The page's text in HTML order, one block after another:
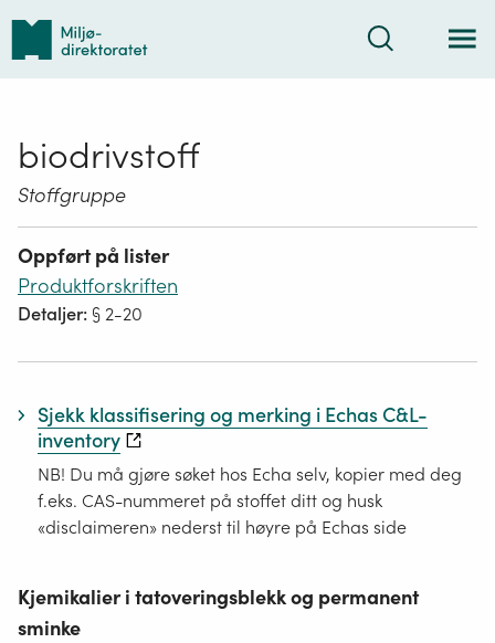
Tilbake
forsiden
Søk
biodrivstoff
Stoffgruppe
Oppført på lister
Produktforskriften
Detaljer: § 2-20
Sjekk klassifisering og merking i Echas C&L-
inventory
NB! Du må gjøre søket hos Echa selv, kopier med deg
f.eks. CAS-nummeret på stoffet ditt og husk
«disclaimeren» nederst til høyre på Echas side
Kjemikalier i tatoveringsblekk og permanent
sminke